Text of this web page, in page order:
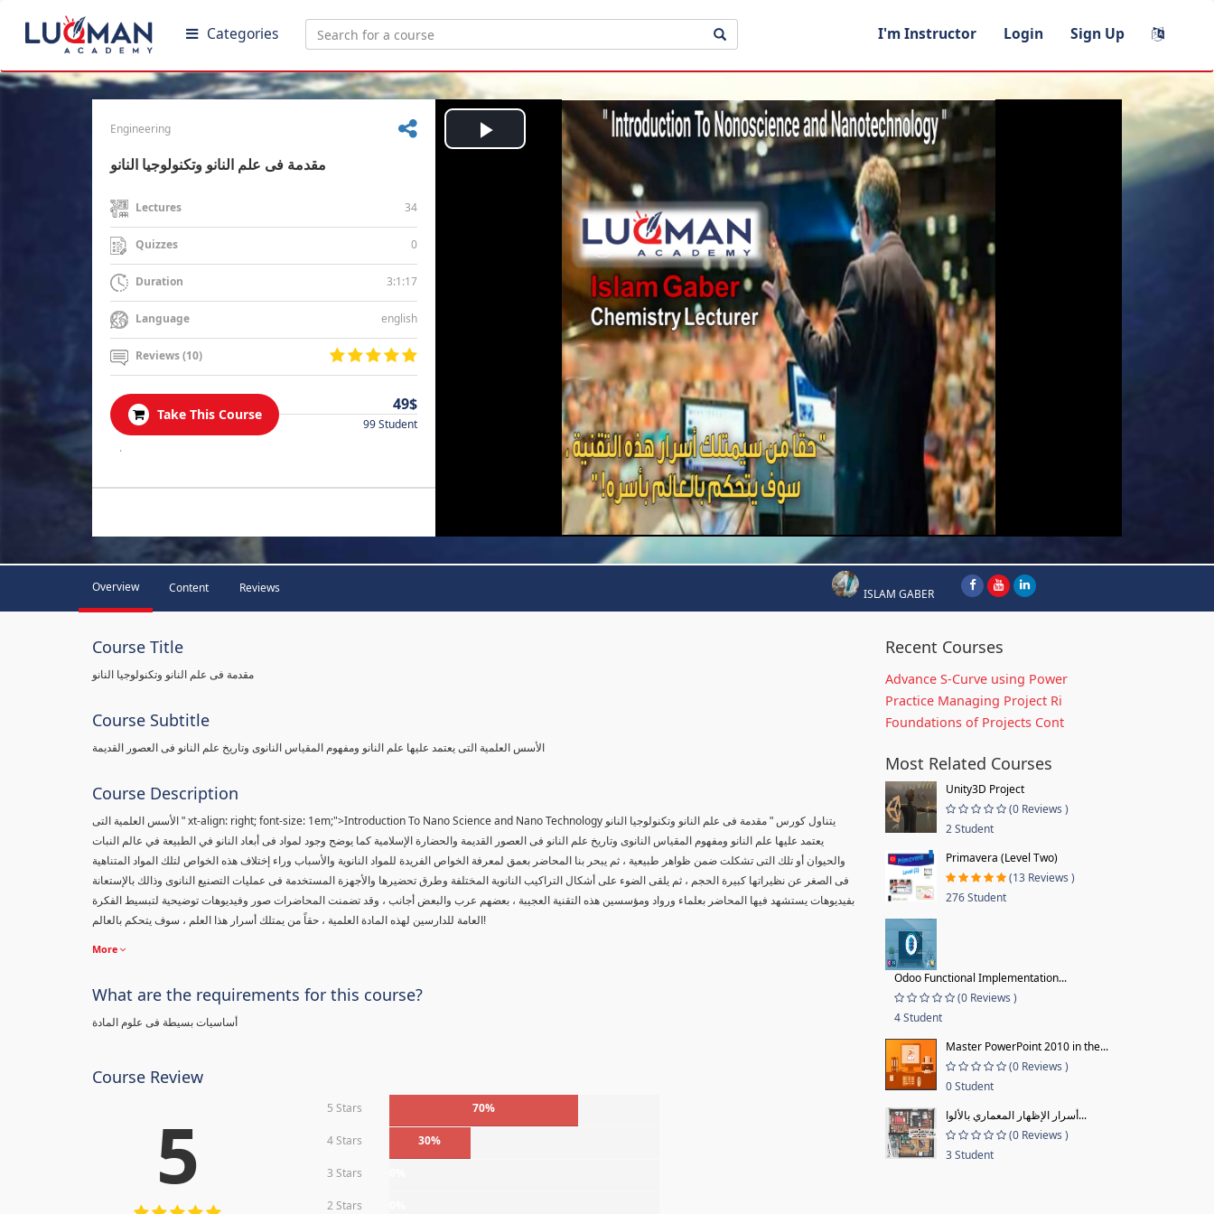
Categories I'm Instructor Login Sign Up
Engineering
مقدمة فى علم النانو وتكنولوجيا النانو
Lectures 34
Quizzes 0
Duration 3:1:17
Language english
Reviews (10)
Take This Course
49$
99 Student
.
Play
Overview Content Reviews ISLAM GABER
Course Title
مقدمة فى علم النانو وتكنولوجيا النانو
Course Subtitle
الأسس العلمية التى يعتمد عليها علم النانو ومفهوم المقياس النانوى وتاريخ علم النانو فى العصور القديمة
Course Description
يتناول كورس " مقدمة فى علم النانو وتكنولوجيا النانو xt-align: right; font-size: 1em;">Introduction To Nano Science and Nano Technology " الأسس العلمية التى
يعتمد عليها علم النانو ومفهوم المقياس النانوى وتاريخ علم النانو فى العصور القديمة والحضارة الإسلامية كما يوضح وجود لمواد فى أبعاد النانو في الطبيعة في عالم النبات
والحيوان أو تلك التى تشكلت ضمن ظواهر طبيعية ، ثم يبحر بنا المحاضر بعمق لمعرفة الخواص الفريدة للمواد النانوية والأسباب وراء إختلاف هذه الخواص لتلك المواد المتناهية
فى الصغر عن نظيراتها كبيرة الحجم ، ثم يلقى الضوء على أشكال التراكيب النانوية المختلفة وطرق تحضيرها والأجهزة المستخدمة فى عمليات التصنيع النانوى وذالك بالإستعانة
بفيديوهات يستشهد فيها المحاضر بعلماء ورواد ومؤسسين هذه التقنية العجيبة ، بعضهم عرب والبعض أجانب ، وقد تضمنت المحاضرات صور وفيديوهات توضيحية لتبسيط الفكرة
العامة للدارسين لهذه المادة العلمية ، حقاً من يمتلك أسرار هذا العلم ، سوف يتحكم بالعالم!
More
What are the requirements for this course?
أساسيات بسيطة فى علوم المادة
Course Review
5 5 Stars 70%
4 Stars 30%
3 Stars
2 Stars
Recent Courses
Advance S-Curve using Power
Practice Managing Project Ri
Foundations of Projects Cont
Most Related Courses
Unity3D Project
(0 Reviews )
2 Student
Primavera (Level Two)
(13 Reviews )
276 Student
Odoo Functional Implementation...
(0 Reviews )
4 Student
Master PowerPoint 2010 in the...
(0 Reviews )
0 Student
أسرار الإظهار المعماري بالألوا...
(0 Reviews )
3 Student